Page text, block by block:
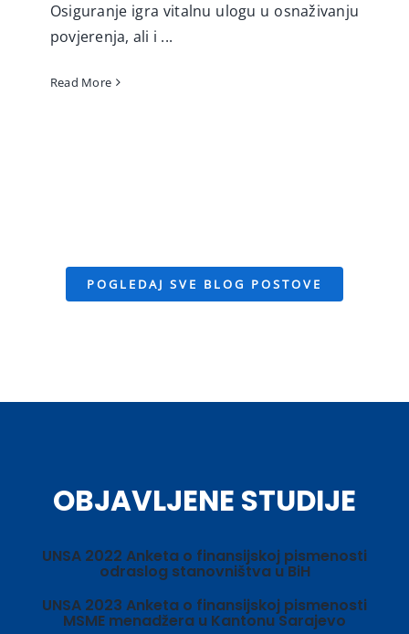
Osiguranje igra vitalnu ulogu u osnaživanju
povjerenja, ali i ...
Read More
POGLEDAJ SVE BLOG POSTOVE
OBJAVLJENE STUDIJE
UNSA 2022 Anketa o finansijskoj pismenosti
odraslog stanovništva u BiH
UNSA 2023 Anketa o finansijskoj pismenosti
MSME menadžera u Kantonu Sarajevo